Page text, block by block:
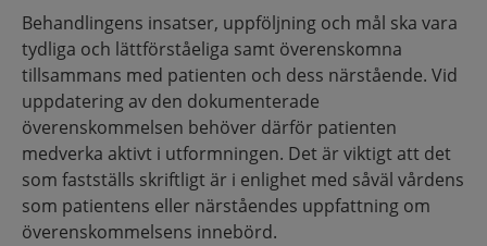
Behandlingens insatser, uppföljning och mål ska vara
tydliga och lättförståeliga samt överenskomna
tillsammans med patienten och dess närstående. Vid
uppdatering av den dokumenterade
överenskommelsen behöver därför patienten
medverka aktivt i utformningen. Det är viktigt att det
som fastställs skriftligt är i enlighet med såväl vårdens
som patientens eller närståendes uppfattning om
överenskommelsens innebörd.